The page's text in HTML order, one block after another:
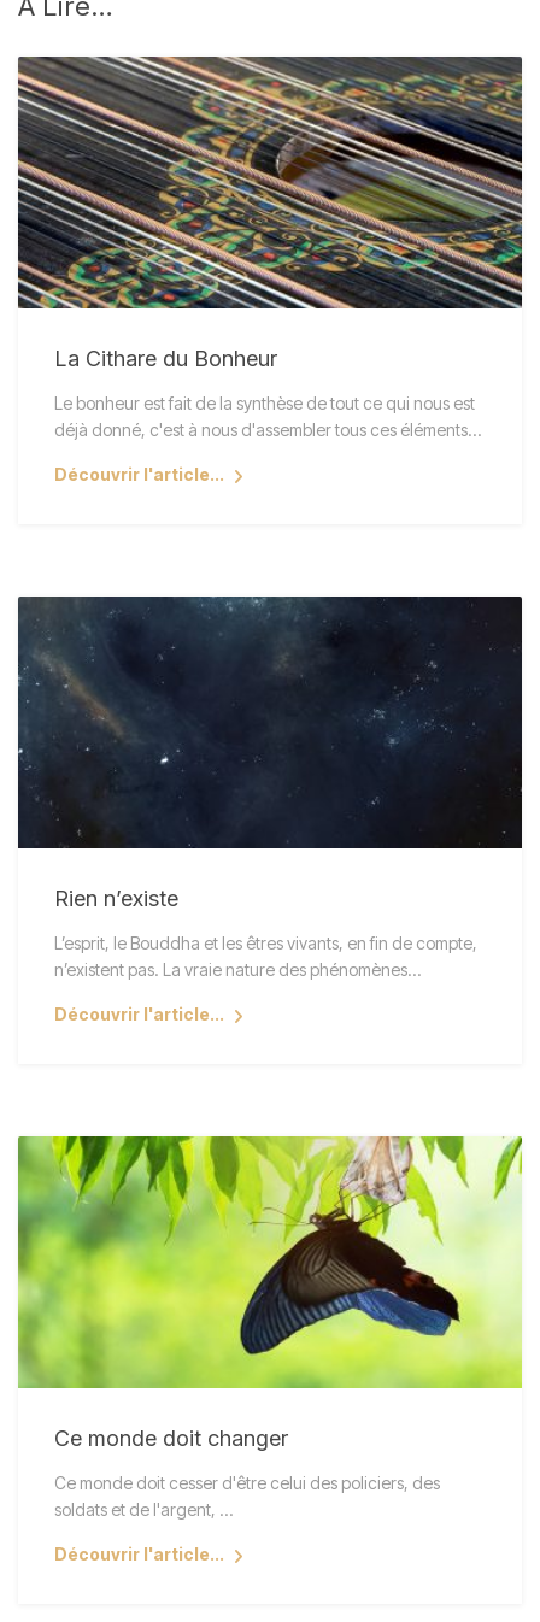
La Cithare du Bonheur
Le bonheur est fait de la synthèse de tout ce qui nous est
déjà donné, c'est à nous d'assembler tous ces éléments…
Découvrir l'article...
Rien n’existe
L’esprit, le Bouddha et les êtres vivants, en fin de compte,
n’existent pas. La vraie nature des phénomènes…
Découvrir l'article...
Ce monde doit changer
Ce monde doit cesser d'être celui des policiers, des
soldats et de l'argent, ...
Découvrir l'article...